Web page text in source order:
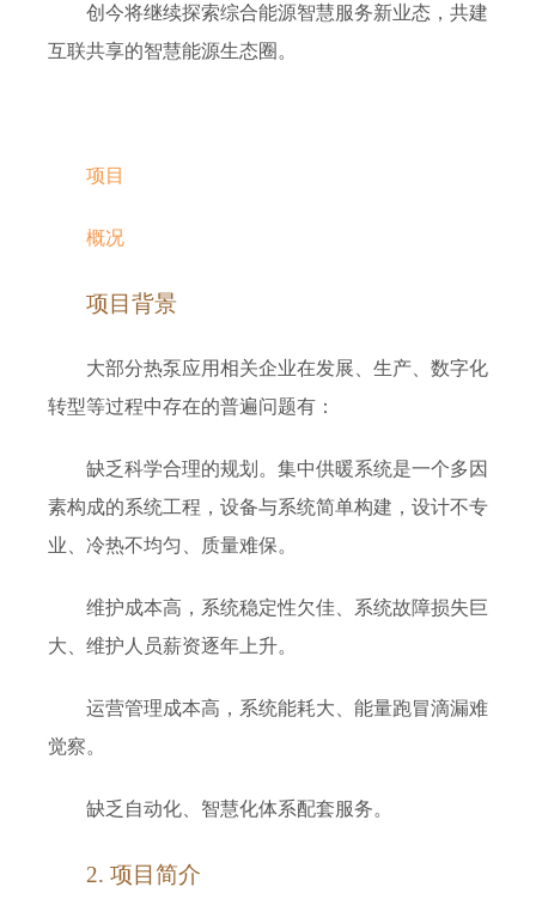
创今将继续探索综合能源智慧服务新业态，共建
互联共享的智慧能源生态圈。
项目
概况
项目背景
大部分热泵应用相关企业在发展、生产、数字化
转型等过程中存在的普遍问题有 ：
缺乏科学合理的规划。集中供暖系统是一个多因
素构成的系统工程，设备与系统简单构建，设计不专
业、冷热不均匀、质量难保。
维护成本高，系统稳定性欠佳、系统故障损失巨
大、维护人员薪资逐年上升。
运营管理成本高，系统能耗大、能量跑冒滴漏难
觉察。
缺乏自动化、智慧化体系配套服务。
2. 项目简介